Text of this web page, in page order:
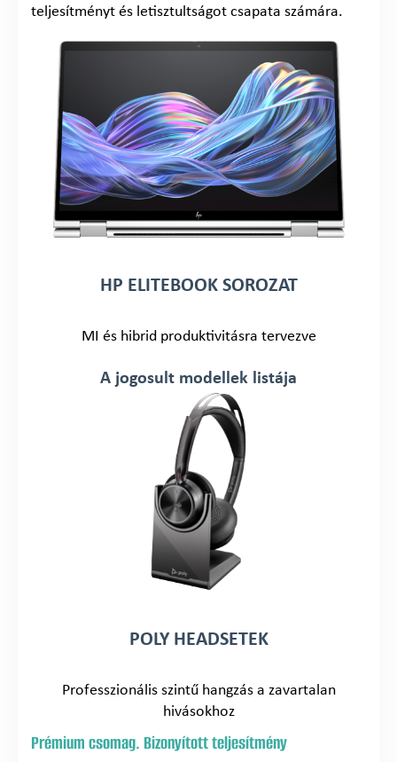
teljesítményt és letisztultságot csapata számára.
HP ELITEBOOK SOROZAT
MI és hibrid produktivitásra tervezve
A jogosult modellek listája
POLY HEADSETEK
Professzionális szintű hangzás a zavartalan
hivásokhoz
Prémium csomag. Bizonyított teljesítmény